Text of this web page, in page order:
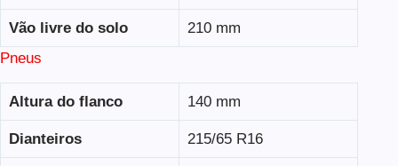
Vão livre do solo
210 mm
Pneus
Altura do flanco 140 mm
Dianteiros 215/65 R16